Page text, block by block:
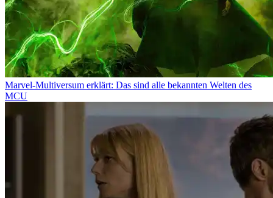
Marvel-Multiversum erklärt: Das sind alle bekannten Welten des
MCU